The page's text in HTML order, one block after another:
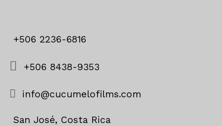
+506 2236-6816
+506 8438-9353
info@cucumelofilms.com
San José, Costa Rica